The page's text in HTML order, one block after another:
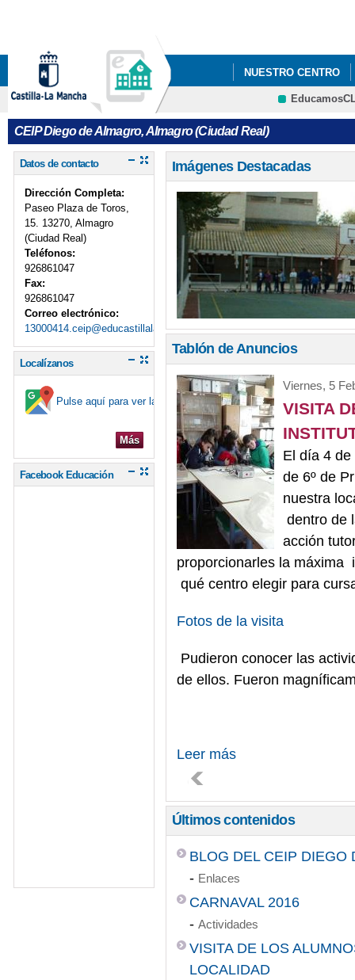
NUESTRO CENTRO
CEIP Diego de Almagro, Almagro (Ciudad Real)
Datos de contacto
Dirección Completa:
Paseo Plaza de Toros,
15. 13270, Almagro
(Ciudad Real)
Teléfonos:
926861047
Fax:
926861047
Correo electrónico:
13000414.ceip@educastillalamancha.es
Localízanos
Pulse aquí para ver la ubicación en el mapa
Más
Facebook Educación
Imágenes Destacadas
Tablón de Anuncios
Viernes, 5
VISITA
El día 4
de 6º de
nuestra
dentro de
acción
proporcionarles la máxima
qué centro elegir para
Fotos de la visita
Pudieron conocer las
de ellos. Fueron
Leer más
Últimos contenidos
BLOG DEL CEIP DIEGO
- Enlaces
CARNAVAL 2016
- Actividades
VISITA DE LOS
LOCALIDAD